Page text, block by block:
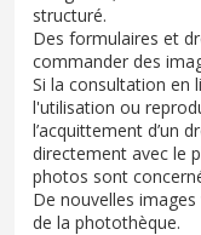
structuré.
Des formulaires et
commander des
Si la consultation en
l'utilisation ou
l’acquittement d’un
directement avec le
photos sont
De nouvelles
de la photothèque.